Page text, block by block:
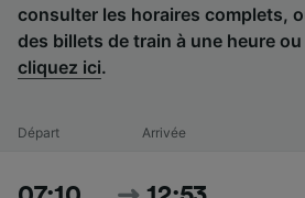
consulter les horaires complets,
des billets de train à une heure
cliquez ici.
Départ Arrivée